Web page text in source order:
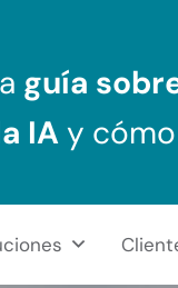
guía
IAy
PROFESIONAL